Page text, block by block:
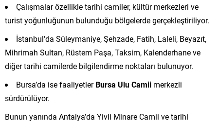
Çalışmalar özellikle tarihi camiler, kültür merkezleri ve
turist yoğunluğunun bulunduğu bölgelerde gerçekleştiriliyor.
İstanbul’da Süleymaniye, Şehzade, Fatih, Laleli, Beyazıt,
Mihrimah Sultan, Rüstem Paşa, Taksim, Kalenderhane ve
diğer tarihi camilerde bilgilendirme noktaları bulunuyor.
Bursa’da ise faaliyetlerBursa Ulu Camii merkezli
sürdürülüyor.
Bunun yanında Antalya’da Yivli Minare Camii ve tarihi